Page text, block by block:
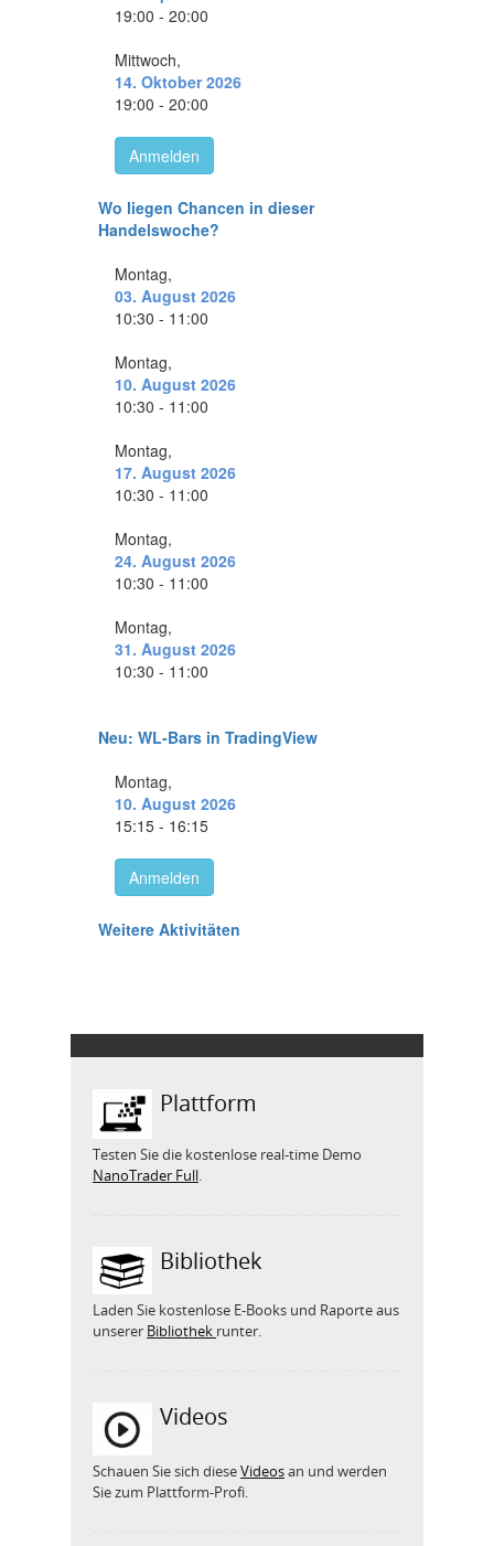
Plattform
Testen Sie die kostenlose real-time Demo
NanoTrader Full
Bibliothek
Laden Sie kostenlose E-Books und Raporte aus
unserer Bibliothek runter.
Videos
Schauen Sie sich dieseVideosan und werden
Sie zum Plattform-Profi.